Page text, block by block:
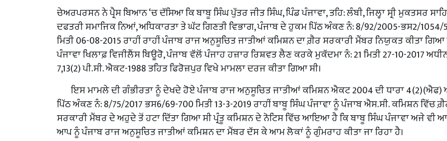
ਚੇਅਰਪਰਸਨ ਨੇ ਪ੍ਰੈਸ ਬਿਆਨ ‘ਚ ਦੱਸਿਆ ਕਿ ਬਾਬੂ ਸਿੰਘ ਪੁੱਤਰ ਜੀਤ ਸਿੰਘ, ਪਿੰਡ ਪੰਜਾਵਾ, ਤਹਿ: ਲੰਬੀ, ਜਿਲ੍ਹਾ ਸ੍ਰੀ ਮੁਕਤਸਰ
ਦਫਤਰੀ ਸਮਾਜਿਕ ਨਿਆਂ, ਅਧਿਕਾਰਤਾ ਤੇ ਘੱਟ ਗਿਣਤੀ ਵਿਭਾਗ, ਪੰਜਾਬ ਦੇ ਹੁਕਮ ਪਿੱਠ ਅੰਕਣ ਨੰ: 8/92/2005-ਭਸ2/1054/
ਮਿਤੀ 06-08-2015 ਰਾਹੀਂ ਰਾਹੀਂ ਪੰਜਾਬ ਰਾਜ ਅਨੁਸੂਚਿਤ ਜਾਤੀਆਂ ਕਮਿਸ਼ਨ ਦਾ ਗ਼ੈਰ ਸਰਕਾਰੀ ਮੈਂਬਰ ਨਿਯੁਕਤ ਕੀਤਾ ਗਿਆ
ਪੰਜਾਵਾ ਖਿਲਾਫ਼ ਵਿਜੀਲੈਂਸ ਬਿਊਰੋ, ਪੰਜਾਬ ਵੱਲੋਂ ਪੰਜਾਹ ਹਜ਼ਾਰ ਰਿਸ਼ਵਤ ਲੈਣ ਕਰਕੇ ਮੁਕੱਦਮਾ ਨੰ: 21 ਮਿਤੀ 27-10-2017
7,13(2) ਪੀ.ਸੀ. ਐਕਟ-1988 ਤਹਿਤ ਫਿਰੋਜ਼ਪੁਰ ਵਿਖੇ ਮਾਮਲਾ ਦਰਜ ਕੀਤਾ ਗਿਆ ਸੀ।
ਇਸ ਮਾਮਲੇ ਦੀ ਗੰਭੀਰਤਾ ਨੂੰ ਦੇਖਦੇ ਹੋਏ ਪੰਜਾਬ ਰਾਜ ਅਨੁਸੂਚਿਤ ਜਾਤੀਆਂ ਕਮਿਸ਼ਨ ਐਕਟ 2004 ਦੀ ਧਾਰਾ 4(2)(ਐਫ)
ਪਿੱਠ ਅੰਕਣ ਨੰ: 8/75/2017 ਭਸ6/69-700 ਮਿਤੀ 13-3-2019 ਰਾਹੀਂ ਬਾਬੂ ਸਿੰਘ ਪੰਜਾਵਾ ਨੂੰ ਪੰਜਾਬ ਐਸ.ਸੀ. ਕਮਿਸ਼ਨ ਵਿੱਚ
ਸਰਕਾਰੀ ਮੈਂਬਰ ਦੇ ਅਹੁਦੇ ਤੋਂ ਹਟਾ ਦਿੱਤਾ ਗਿਆ ਸੀ ਪ੍ਰੰਤੂ ਕਮਿਸ਼ਨ ਦੇ ਨੋਟਿਸ ਵਿੱਚ ਆਇਆ ਹੈ ਕਿ ਬਾਬੂ ਸਿੰਘ ਪੰਜਾਵਾ ਅਜੇ ਵੀ
ਆਪ ਨੂੰ ਪੰਜਾਬ ਰਾਜ ਅਨੁਸੂਚਿਤ ਜਾਤੀਆਂ ਕਮਿਸ਼ਨ ਦਾ ਮੈਂਬਰ ਦੱਸ ਕੇ ਆਮ ਲੋਕਾਂ ਨੂੰ ਗੁੰਮਰਾਹ ਕੀਤਾ ਜਾ ਰਿਹਾ ਹੈ।